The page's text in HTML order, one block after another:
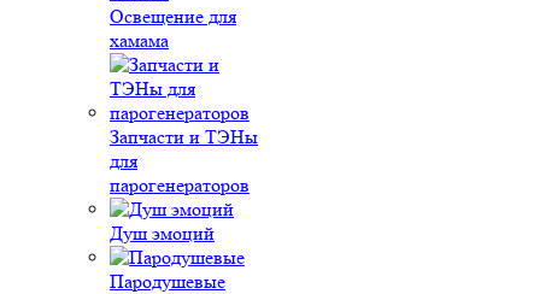
Освещение для
хамама
Запчасти и ТЭНы
для
парогенераторов
Душ эмоций
Пародушевые